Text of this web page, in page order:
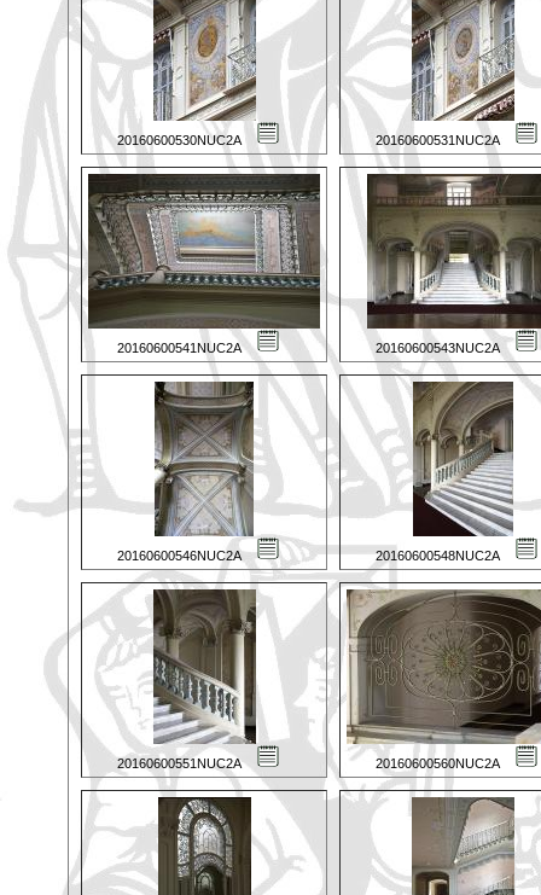
20160600530NUC2A 20160600531NUC2A
20160600541NUC2A 20160600543NUC2A
20160600546NUC2A 20160600548NUC2A
20160600551NUC2A 20160600560NUC2A